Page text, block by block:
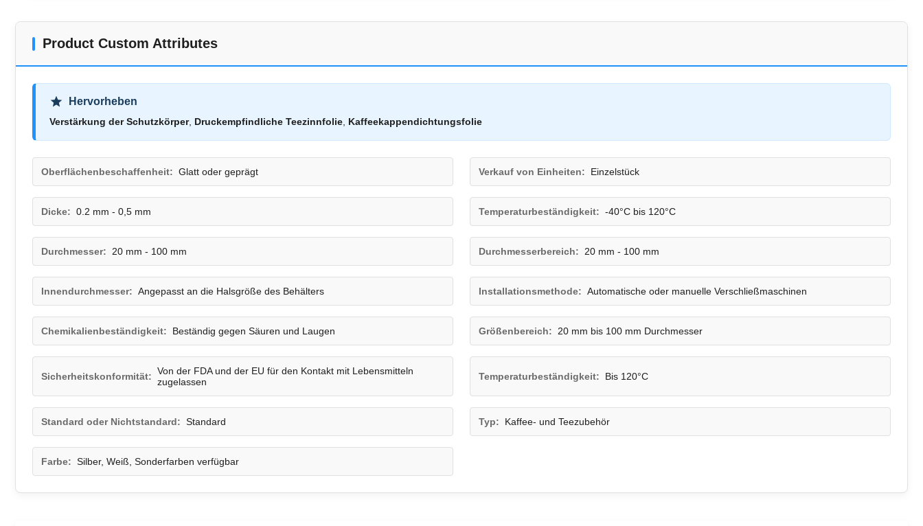
Product Custom Attributes
Hervorheben
Verstärkung der Schutzkörper, Druckempfindliche Teezinnfolie Kaffeekappendichtungsfolie
Oberflächenbeschaffenheit: Glatt oder geprägt Verkauf von Einheiten: Einzelstück
Dicke: 0.2 mm - 0,5 mm Temperaturbeständigkeit: -40°C bis 120°C
Durchmesser: 20 mm - 100 mm Durchmesserbereich: 20 mm - 100 mm
Innendurchmesser: Angepasst an die Halsgröße des Behälters Installationsmethode: Automatische oder manuelle Verschließmaschinen
Chemikalienbeständigkeit: Beständig gegen Säuren und Laugen Größenbereich: 20 mm bis 100 mm Durchmesser
Sicherheitskonformität: Von der FDA und der EU für den Kontakt mit Lebensmitteln
zugelassen
Temperaturbeständigkeit: Bis 120°C
Standard oder Nichtstandard: Standard Typ: Kaffee- und Teezubehör
Farbe: Silber, Weiß, Sonderfarben verfügbar